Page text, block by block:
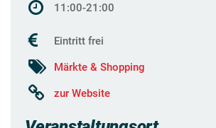
11:00-21:00
Eintritt frei
Märkte & Shopping
zur Website